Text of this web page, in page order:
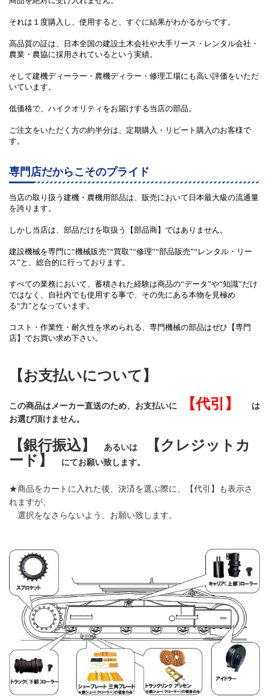
それは１度購入し、使用すると、すぐに結果がわかるからです。
高品質の証は、日本全国の建設土木会社や大手リース・レンタル会社・
農業・農協に採用されているという実績。
そして建機ディーラー・農機ディラー・修理工場にも高い評価をいただ
いています。
低価格で、ハイクオリティをお届けする当店の部品。
ご注文をいただく方の約半分は、定期購入・リピート購入のお客様で
す。
専門店だからこそのプライド
当店の取り扱う建機・農機用部品は、販売において日本最大級の流通量
を誇ります。
しかし当店は、部品だけを取扱う【部品商】ではありません。
建設機械を専門に“機械販売”“買取”“修理”“部品販売”“レンタル・リー
ス” と、総合的に行っております。
すべての業務において、蓄積された経験は商品の“データ”や“知識”だけ
ではなく、自社内でも使用する事で、その先にある本物を見極め
る“力”となっています。
コスト・作業性・耐久性を求められる、専門機械の部品はぜひ【専門
店】でお買い求め下さい。
【お支払いについて】
この商品はメーカー直送のため、お支払いに 【代引】
は
お選び頂けません。
【銀行振込】 あるいは
【クレジットカ
ード】
にてお願い致します。
★商品をカートに入れた後、決済を選ぶ際に、【代引】も表示さ
れますが、
選択をなさらないよう、お願い致します。